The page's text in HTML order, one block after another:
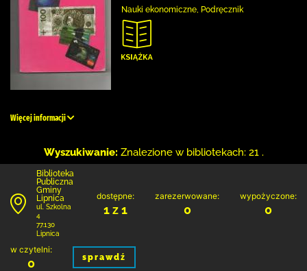
Nauki ekonomiczne, Podręcznik
Więcej informacji
Wyszukiwanie: Znalezione w bibliotekach: 21 .
Biblioteka
Publiczna
Gminy
Lipnica
ul. Szkolna
4
77.130
Lipnica
dostępne:
1 z 1
zarezerwowane:
0
wypożyczone:
0
w czytelni:
0 sprawdź